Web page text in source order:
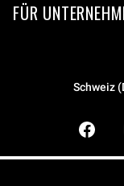
FÜR
Schweiz